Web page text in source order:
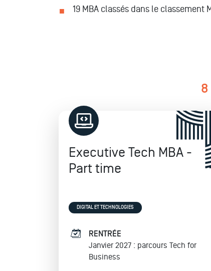
19 MBA classés dans le classement
Executive Tech MBA -
Part time
DIGITAL ET TECHNOLOGIES
RENTRÉE
Janvier 2027 : parcours Tech for
Business